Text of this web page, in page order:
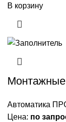
В корзину
Монтажные
Автоматика
Цена: по